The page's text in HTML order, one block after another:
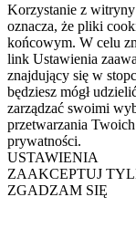
Korzystanie z
oznacza, że pliki
końcowym. W celu
link Ustawienia
znajdujący się w
będziesz mógł
zarządzać swoimi
przetwarzania
prywatności.
USTAWIENIA
ZAAKCEPTUJ
ZGADZAM SIĘ